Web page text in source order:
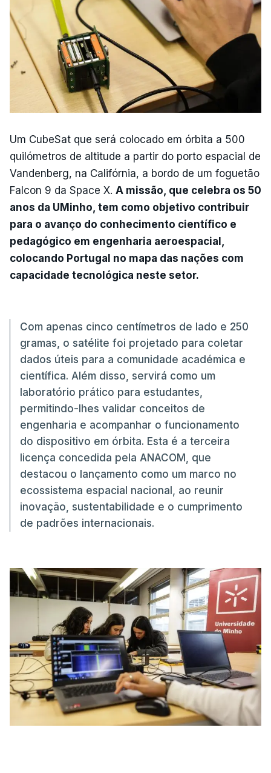
Um CubeSat que será colocado em órbita a 500
quilómetros de altitude a partir do porto espacial de
Vandenberg, na Califórnia, a bordo de um foguetão
Falcon 9 da Space X. A missão, que celebra os 50
anos da UMinho, tem como objetivo contribuir
para o avanço do conhecimento científico e
pedagógico em engenharia aeroespacial,
colocando Portugal no mapa das nações com
capacidade tecnológica neste setor.
Com apenas cinco centímetros de lado e 250
gramas, o satélite foi projetado para coletar
dados úteis para a comunidade académica e
científica. Além disso, servirá como um
laboratório prático para estudantes,
permitindo-lhes validar conceitos de
engenharia e acompanhar o funcionamento
do dispositivo em órbita. Esta é a terceira
licença concedida pela ANACOM, que
destacou o lançamento como um marco no
ecossistema espacial nacional, ao reunir
inovação, sustentabilidade e o cumprimento
de padrões internacionais.